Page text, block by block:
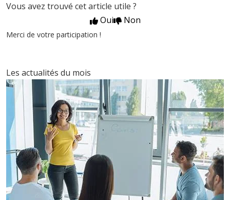
Vous avez trouvé cet article utile ?
Oui
Non
Merci de votre participation !
Les actualités du mois